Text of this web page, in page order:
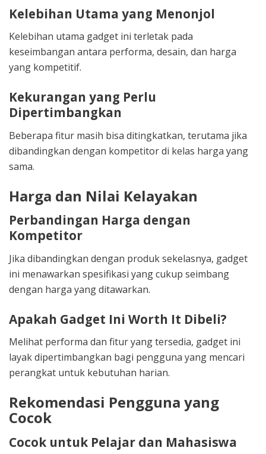
Kelebihan Utama yang Menonjol
Kelebihan utama gadget ini terletak pada
keseimbangan antara performa, desain, dan harga
yang kompetitif.
Kekurangan yang Perlu
Dipertimbangkan
Beberapa fitur masih bisa ditingkatkan, terutama jika
dibandingkan dengan kompetitor di kelas harga yang
sama.
Harga dan Nilai Kelayakan
Perbandingan Harga dengan
Kompetitor
Jika dibandingkan dengan produk sekelasnya, gadget
ini menawarkan spesifikasi yang cukup seimbang
dengan harga yang ditawarkan.
Apakah Gadget Ini Worth It Dibeli?
Melihat performa dan fitur yang tersedia, gadget ini
layak dipertimbangkan bagi pengguna yang mencari
perangkat untuk kebutuhan harian.
Rekomendasi Pengguna yang
Cocok
Cocok untuk Pelajar dan Mahasiswa